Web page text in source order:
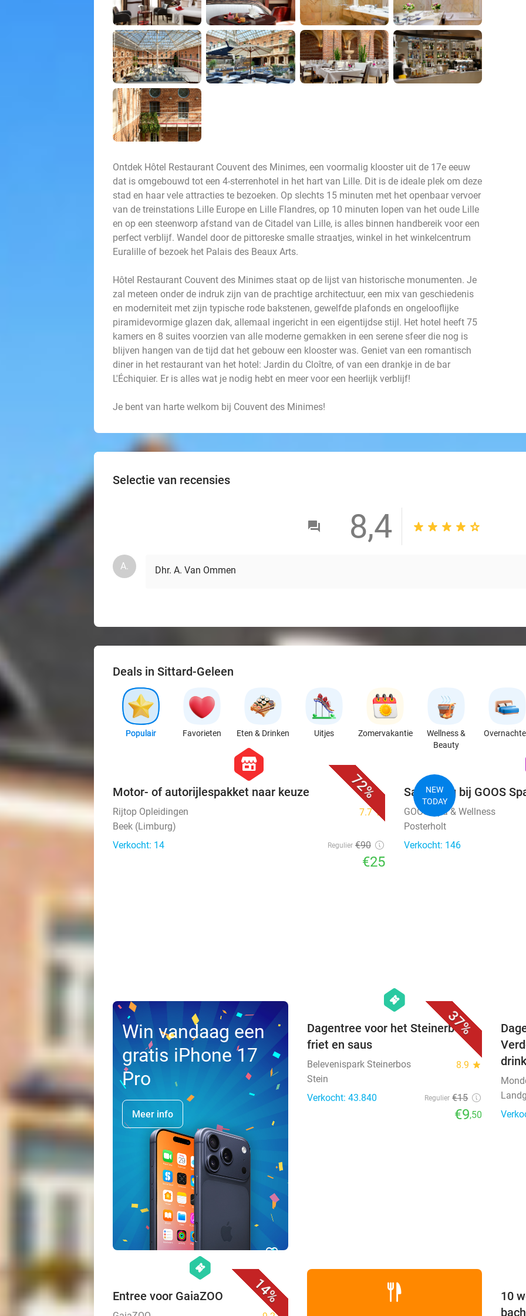
Ontdek Hôtel Restaurant Couvent des Minimes, een voormalig klooster uit de 17e eeuw
dat is omgebouwd tot een 4-sterrenhotel in het hart van Lille. Dit is de ideale plek om deze
stad en haar vele attracties te bezoeken. Op slechts 15 minuten met het openbaar vervoer
van de treinstations Lille Europe en Lille Flandres, op 10 minuten lopen van het oude Lille
en op een steenworp afstand van de Citadel van Lille, is alles binnen handbereik voor een
perfect verblijf. Wandel door de pittoreske smalle straatjes, winkel in het winkelcentrum
Euralille of bezoek het Palais des Beaux Arts.
Hôtel Restaurant Couvent des Minimes staat op de lijst van historische monumenten. Je
zal meteen onder de indruk zijn van de prachtige architectuur, een mix van geschiedenis
en moderniteit met zijn typische rode bakstenen, gewelfde plafonds en ongelooflijke
piramidevormige glazen dak, allemaal ingericht in een eigentijdse stijl. Het hotel heeft 75
kamers en 8 suites voorzien van alle moderne gemakken in een serene sfeer die nog is
blijven hangen van de tijd dat het gebouw een klooster was. Geniet van een romantisch
diner in het restaurant van het hotel: Jardin du Cloître, of van een drankje in de bar
L'Échiquier. Er is alles wat je nodig hebt en meer voor een heerlijk verblijf!
Je bent van harte welkom bij Couvent des Minimes!
Selectie van recensies
8,4
A. Dhr. A. Van Ommen
Deals in Sittard-Geleen
Populair Favorieten Eten & Drinken Uitjes Zomervakantie
Wellness &
Beauty
72%
hexagon
store
Motor- of autorijlespakket naar keuze
Rijtop Opleidingen 7.7star
Beek (Limburg)
Verkocht: 14
Regulier €90
€25
NEW
TODAY
Saunadag bij GOOS
GOOS Spa & Wellness
Posterholt
Verkocht: 146
Win vandaag een
gratis iPhone 17
Pro
Meer info
37%
hexagon
events
Dagentree voor het Steinerbos +
friet en saus
Belevenispark Steinerbos 8.9 star
Stein
Verkocht: 43.840
Regulier €15
€9,50
14%
favorite_border
hexagon
events
Entree voor GaiaZOO
10